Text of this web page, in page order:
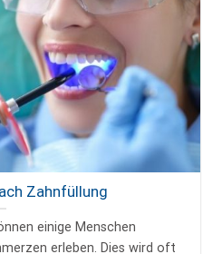
Zahnfüllung
einige Menschen
erleben. Dies wird oft